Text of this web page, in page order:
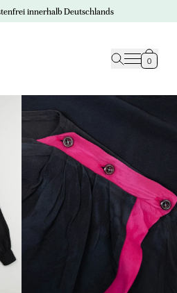
innerhalb Deutschlands
0